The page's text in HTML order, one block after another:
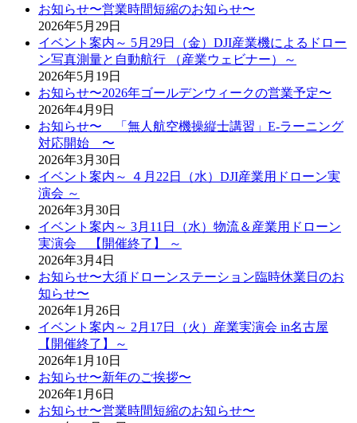
お知らせ〜営業時間短縮のお知らせ〜
2026年5月29日
イベント案内～ 5月29日（金）DJI産業機によるドロー
ン写真測量と自動航行 （産業ウェビナー）～
2026年5月19日
お知らせ〜2026年ゴールデンウィークの営業予定〜
2026年4月9日
お知らせ〜 「無人航空機操縦士講習」E-ラーニング
対応開始 〜
2026年3月30日
イベント案内～ ４月22日（水）DJI産業用ドローン実
演会 ～
2026年3月30日
イベント案内～ 3月11日（水）物流＆産業用ドローン
実演会 【開催終了】 ～
2026年3月4日
お知らせ〜大須ドローンステーション臨時休業日のお
知らせ〜
2026年1月26日
イベント案内～ 2月17日（火）産業実演会 in名古屋
【開催終了】～
2026年1月10日
お知らせ〜新年のご挨拶〜
2026年1月6日
お知らせ〜営業時間短縮のお知らせ〜